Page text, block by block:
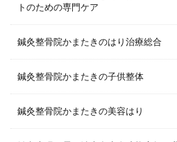
トのための専門ケア
鍼灸整骨院かまたきのはり治療総合
鍼灸整骨院かまたきの子供整体
鍼灸整骨院かまたきの美容はり